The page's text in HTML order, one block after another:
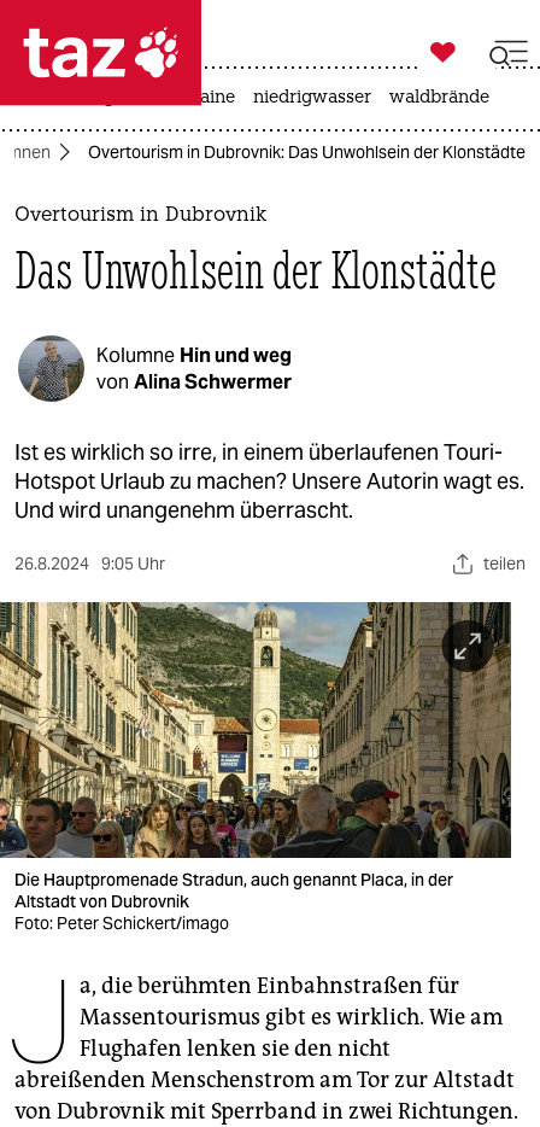
 taz zahl ich
taz zahl ich
themen
politik
öko
gesellschaft
kultur
sport
nord
wahrheit
verlag
verlag
veranstaltungen
shop
fragen & hilfe
genossenschaft
epaper login

taz zahl ich
krieg in der ukraine niedrigwasser waldbrände
Overtourism in Dubrovnik: Das Unwohlsein der Klonstädte
Overtourism in Dubrovnik
Das Unwohlsein der Klonstädte
Kolumne Hin und weg
von Alina Schwermer
Ist es wirklich so irre, in einem überlaufenen Touri-
Hotspot Urlaub zu machen? Unsere Autorin wagt es.
Und wird unangenehm überrascht.
26.8.2024 9:05 Uhr teilen
Die Hauptpromenade Stradun, auch genannt Placa, in der
Altstadt von Dubrovnik
Foto: Peter Schickert/imago
J a, die berühmten Einbahnstraßen für
Massentourismus gibt es wirklich. Wie am
Flughafen lenken sie den nicht
abreißenden Menschenstrom am Tor zur Altstadt
von Dubrovnik mit Sperrband in zwei Richtungen.